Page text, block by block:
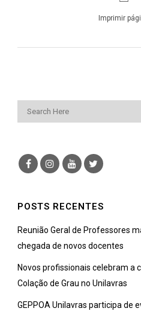
Imprimir
POSTS RECENTES
Reunião Geral de Professores
chegada de novos docentes
Novos profissionais celebram a
Colação de Grau no Unilavras
GEPPOA Unilavras participa de